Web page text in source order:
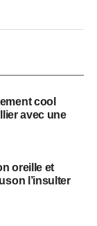
cool
avec une
oreille et
l’insulter